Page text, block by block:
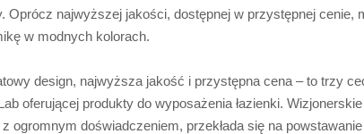
Oprócz najwyższej jakości, dostępnej w przystępnej cenie,
w modnych kolorach.
design, najwyższa jakość i przystępna cena – to trzy
oferującej produkty do wyposażenia łazienki.
z ogromnym doświadczeniem, przekłada się na